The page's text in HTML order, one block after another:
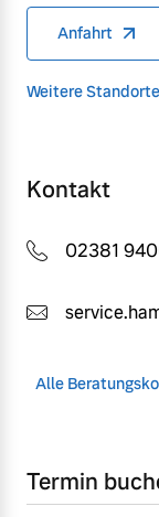
Anfahrt
Weitere Standorte
Kontakt
02381
Alle
Termin